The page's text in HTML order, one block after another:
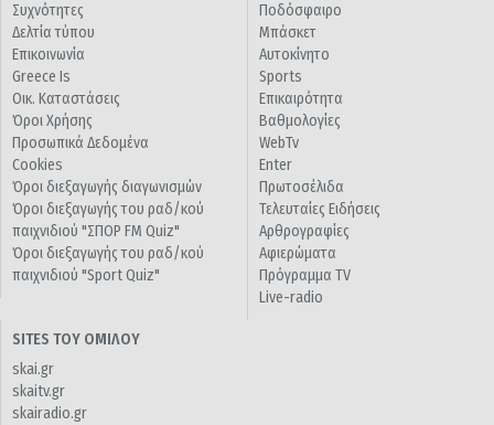
Συχνότητες
Δελτία τύπου
Επικοινωνία
Greece Is
Οικ. Καταστάσεις
Όροι Χρήσης
Προσωπικά Δεδομένα
Cookies
Όροι διεξαγωγής διαγωνισμών
Όροι διεξαγωγής του ραδ/κού
παιχνιδιού "ΣΠΟΡ FM Quiz"
Όροι διεξαγωγής του ραδ/κού
παιχνιδιού "Sport Quiz"
Ποδόσφαιρο
Μπάσκετ
Αυτοκίνητο
Sports
Επικαιρότητα
Βαθμολογίες
WebTv
Enter
Πρωτοσέλιδα
Τελευταίες Ειδήσεις
Αρθρογραφίες
Αφιερώματα
Πρόγραμμα TV
Live-radio
SITES ΤΟΥ ΟΜΙΛΟΥ
skai.gr
skaitv.gr
skairadio.gr